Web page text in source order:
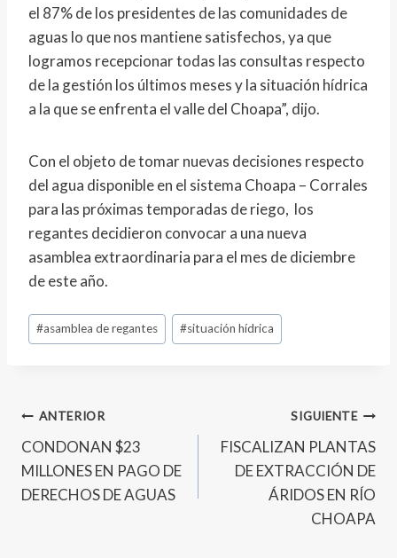
el 87% de los presidentes de las comunidades de
aguas lo que nos mantiene satisfechos, ya que
logramos recepcionar todas las consultas respecto
de la gestión los últimos meses y la situación hídrica
a la que se enfrenta el valle del Choapa”, dijo.
Con el objeto de tomar nuevas decisiones respecto
del agua disponible en el sistema Choapa – Corrales
para las próximas temporadas de riego, los
regantes decidieron convocar a una nueva
asamblea extraordinaria para el mes de diciembre
de este año.
#asamblea de regantes #situación hídrica
ANTERIOR
CONDONAN $23
MILLONES EN PAGO DE
DERECHOS DE AGUAS
SIGUIENTE
FISCALIZAN PLANTAS
DE EXTRACCIÓN DE
ÁRIDOS EN RÍO
CHOAPA